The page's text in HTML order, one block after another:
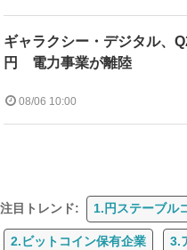
ギャラクシー・デジタル、
円 電力事業が離陸
08/06 10:00
注目トレンド: 1.円ステーブル
2.ビットコイン保有企業 3.